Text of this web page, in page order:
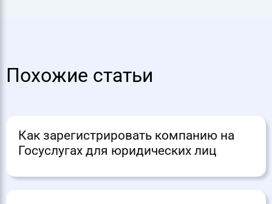
Похожие статьи
Как зарегистрировать компанию на
Госуслугах для юридических лиц